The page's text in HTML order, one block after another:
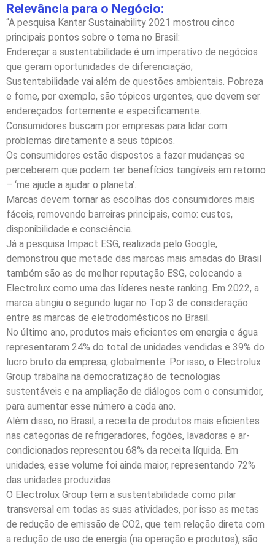
Relevância para o Negócio:
“A pesquisa Kantar Sustainability 2021 mostrou cinco
principais pontos sobre o tema no Brasil:
Endereçar a sustentabilidade é um imperativo de negócios
que geram oportunidades de diferenciação;
Sustentabilidade vai além de questões ambientais. Pobreza
e fome, por exemplo, são tópicos urgentes, que devem ser
endereçados fortemente e especificamente.
Consumidores buscam por empresas para lidar com
problemas diretamente a seus tópicos.
Os consumidores estão dispostos a fazer mudanças se
perceberem que podem ter benefícios tangíveis em retorno
– ‘me ajude a ajudar o planeta’.
Marcas devem tornar as escolhas dos consumidores mais
fáceis, removendo barreiras principais, como: custos,
disponibilidade e consciência.
Já a pesquisa Impact ESG, realizada pelo Google,
demonstrou que metade das marcas mais amadas do Brasil
também são as de melhor reputação ESG, colocando a
Electrolux como uma das líderes neste ranking. Em 2022, a
marca atingiu o segundo lugar no Top 3 de consideração
entre as marcas de eletrodomésticos no Brasil.
No último ano, produtos mais eficientes em energia e água
representaram 24% do total de unidades vendidas e 39% do
lucro bruto da empresa, globalmente. Por isso, o Electrolux
Group trabalha na democratização de tecnologias
sustentáveis e na ampliação de diálogos com o consumidor,
para aumentar esse número a cada ano.
Além disso, no Brasil, a receita de produtos mais eficientes
nas categorias de refrigeradores, fogões, lavadoras e ar-
condicionados representou 68% da receita líquida. Em
unidades, esse volume foi ainda maior, representando 72%
das unidades produzidas.
O Electrolux Group tem a sustentabilidade como pilar
transversal em todas as suas atividades, por isso as metas
de redução de emissão de CO2, que tem relação direta com
a redução de uso de energia (na operação e produtos), são